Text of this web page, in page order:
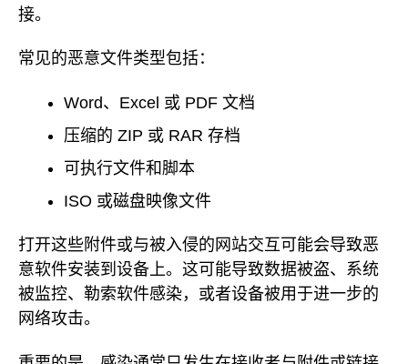
接。
常见的恶意文件类型包括：
Word、Excel 或 PDF 文档
压缩的 ZIP 或 RAR 存档
可执行文件和脚本
ISO 或磁盘映像文件
打开这些附件或与被入侵的网站交互可能会导致恶
意软件安装到设备上。这可能导致数据被盗、系统
被监控、勒索软件感染，或者设备被用于进一步的
网络攻击。